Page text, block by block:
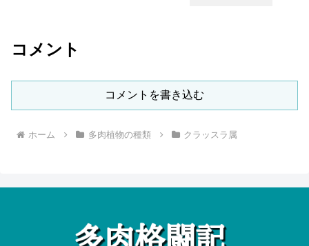
コメント
コメントを書き込む
ホーム 多肉植物の種類 クラッスラ属